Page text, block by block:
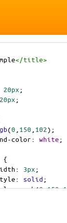
</title>
20px;
20px;
(0 150 102);
color: white;
{
: 3px;
: solid;
: rgb(0,150,